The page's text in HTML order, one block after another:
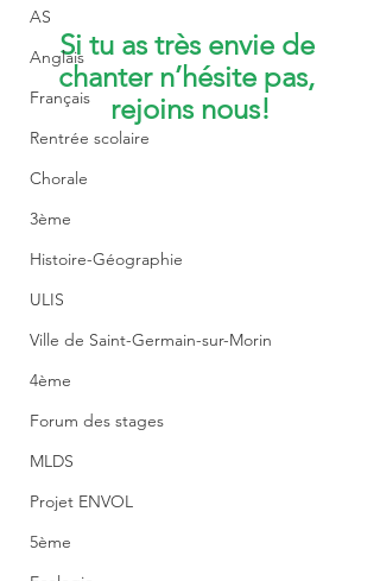
AS
Anglais
Français
Rentrée scolaire
Chorale
3ème
Histoire-Géographie
ULIS
Ville de Saint-Germain-sur-Morin
4ème
Forum des stages
MLDS
Projet ENVOL
5ème
Si tu as très envie de
chanter n’hésite pas,
rejoins nous!